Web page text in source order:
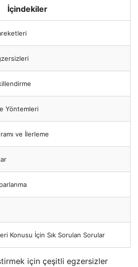
İçindekiler
Yöntemleri
ve İlerleme
Konusu İçin Sık Sorulan Sorular
için çeşitli egzersizler